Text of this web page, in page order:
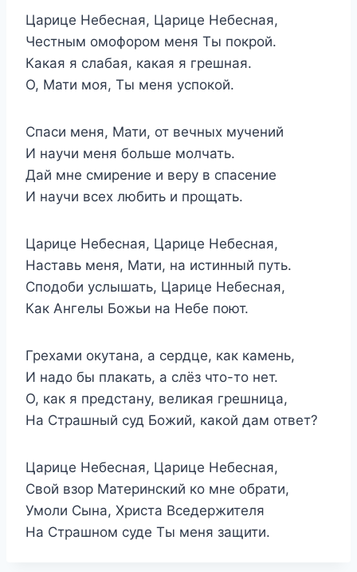
Царице Небесная, Царице Небесная,
Честным омофором меня Ты покрой.
Какая я слабая, какая я грешная.
О, Мати моя, Ты меня успокой.
Спаси меня, Мати, от вечных мучений
И научи меня больше молчать.
Дай мне смирение и веру в спасение
И научи всех любить и прощать.
Царице Небесная, Царице Небесная,
Наставь меня, Мати, на истинный путь.
Сподоби услышать, Царице Небесная,
Как Ангелы Божьи на Небе поют.
Грехами окутана, а сердце, как камень,
И надо бы плакать, а слёз что-то нет.
О, как я предстану, великая грешница,
На Страшный суд Божий, какой дам ответ?
Царице Небесная, Царице Небесная,
Свой взор Материнский ко мне обрати,
Умоли Сына, Христа Вседержителя
На Страшном суде Ты меня защити.